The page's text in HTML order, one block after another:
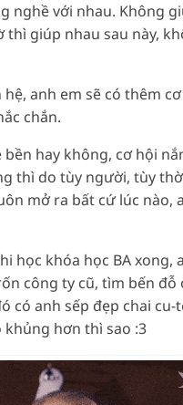
nghề với nhau. Không
thì giúp nhau sau này,
anh em sẽ có thêm
chắn.
bền hay không, cơ hội
thì do tùy người, tùy
mở ra bất cứ lúc nào,
học khóa học BA xong,
công ty cũ, tìm bến đỗ
có anh sếp đẹp chai cu-
khủng hơn thì sao :3